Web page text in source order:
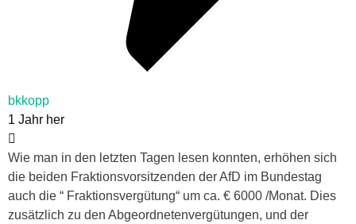
bkkopp
1 Jahr her
Wie man in den letzten Tagen lesen konnten, erhöhen sich
die beiden Fraktionsvorsitzenden der AfD im Bundestag
auch die “ Fraktionsvergütung“ um ca. € 6000 /Monat. Dies
zusätzlich zu den Abgeordnetenvergütungen, und der